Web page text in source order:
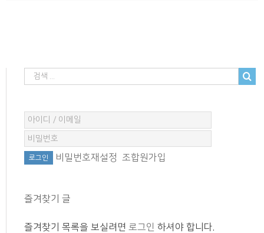
비밀번호재설정 조합원가입
즐겨찾기 글
즐겨찾기 목록을 보실려면 로그인 하셔야 합니다.